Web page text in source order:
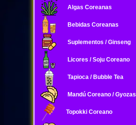
Algas Coreanas
Bebidas Coreanas
Suplementos / Ginseng
Licores / Soju Coreano
Tapioca / Bubble Tea
Mandú Coreano / Gyozas
Topokki Coreano